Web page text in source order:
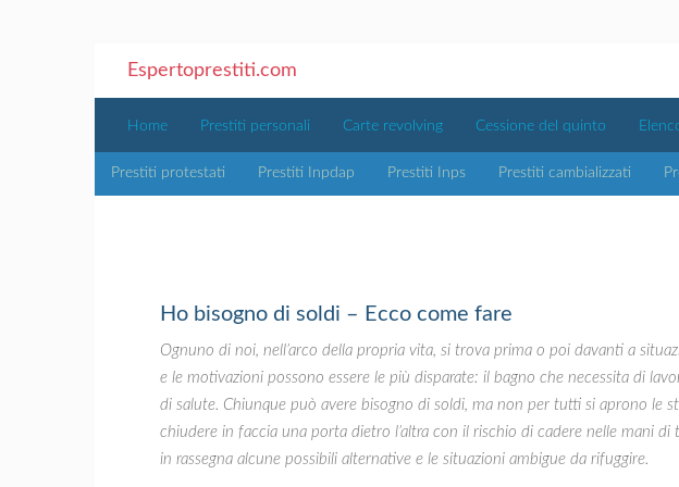
Espertoprestiti.com
Home Prestiti personali Carte revolving Cessione del quinto
Prestiti protestati Prestiti Inpdap Prestiti Inps Prestiti cambializzati
Ho bisogno di soldi – Ecco come fare
Ognuno di noi, nell’arco della propria vita, si trova prima o poi davanti a
e le motivazioni possono essere le più disparate: il bagno che necessita di
di salute. Chiunque può avere bisogno di soldi, ma non per tutti si aprono le
chiudere in faccia una porta dietro l’altra con il rischio di cadere nelle mani
in rassegna alcune possibili alternative e le situazioni ambigue da rifuggire.